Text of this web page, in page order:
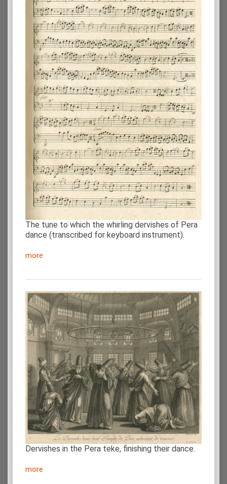
The tune to which the whirling dervishes of Pera
dance (transcribed for keyboard instrument).
more
Dervishes in the Pera teke, finishing their dance.
more